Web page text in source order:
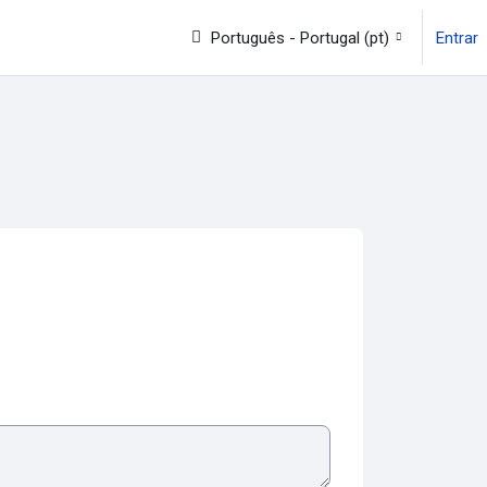
Português - Portugal ‎(pt)‎ Entrar